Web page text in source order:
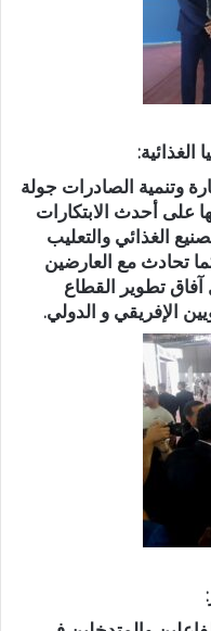
الغذائية:
وتنمية الصادرات جولة
على أحدث الابتكارات
الغذائي والتعليب
تحادث مع العارضين
تطوير القطاع
الإفريقي و الدولي.